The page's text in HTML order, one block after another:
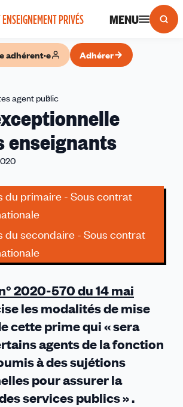
cookies
PRIVÉS MENU
adhérent·e Adhérer
agent public
exceptionnelle
les
enseignants
du primaire - Sous contrat
du secondaire - Sous contrat
2020-570 du 14 mai
les modalités de mise
cette prime qui « sera
agents de la fonction
à des sujétions
pour assurer la
services publics » .